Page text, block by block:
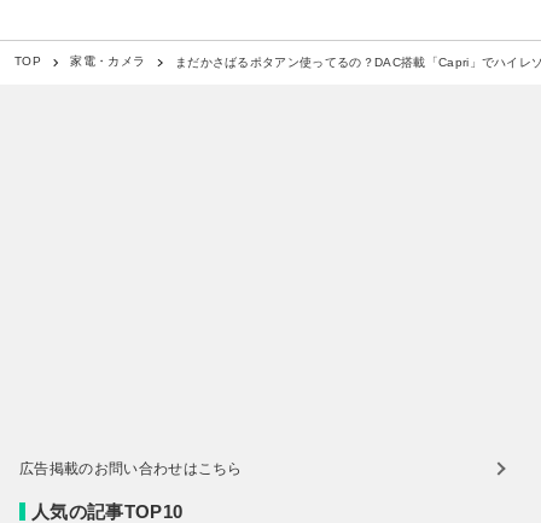
TOP 家電・カメラ まだかさばるポタアン使ってるの？DAC搭載「Capri」でハイレ
広告掲載のお問い合わせはこちら
人気の記事TOP10